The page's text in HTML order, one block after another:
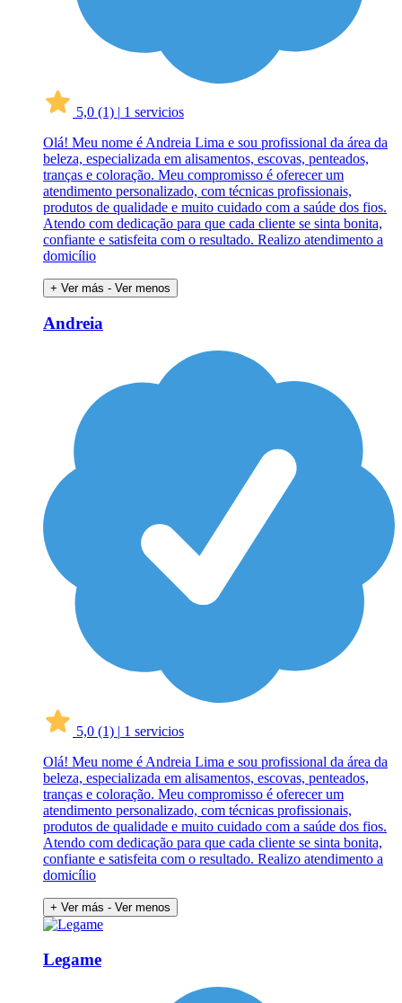
5,0 (1) | 1 servicios
Olá! Meu nome é Andreia Lima e sou profissional da área da
beleza, especializada em alisamentos, escovas, penteados,
tranças e coloração. Meu compromisso é oferecer um
atendimento personalizado, com técnicas profissionais,
produtos de qualidade e muito cuidado com a saúde dos fios.
Atendo com dedicação para que cada cliente se sinta bonita,
confiante e satisfeita com o resultado. Realizo atendimento a
domicílio
+ Ver más - Ver menos
Andreia
5,0 (1) | 1 servicios
Olá! Meu nome é Andreia Lima e sou profissional da área da
beleza, especializada em alisamentos, escovas, penteados,
tranças e coloração. Meu compromisso é oferecer um
atendimento personalizado, com técnicas profissionais,
produtos de qualidade e muito cuidado com a saúde dos fios.
Atendo com dedicação para que cada cliente se sinta bonita,
confiante e satisfeita com o resultado. Realizo atendimento a
domicílio
+ Ver más - Ver menos
Legame